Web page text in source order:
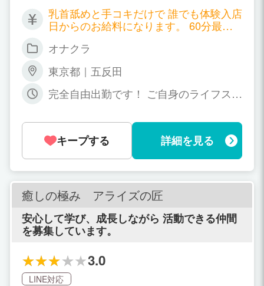
乳首舐めと手コキだけで 誰でも体験入店
日からのお給料になります。 60分最低6,
フルバック） ヘルスよりもエステよりも
ビスで高収入！ 【給与例】 （アルバイ
ト勤務） →日給25,000円以上、月30万
以上 （レギュラー勤務） →日給70,000
最低6,500円 + 指名バック2,000円 + α
（オプションバック） ＝8,500円+α メ
インコース80分最低8,500円 + 指名バッ
ク2,000円 + α（オプションバック） ＝1
0,500円+α ※雑費なし ※完全全額日払い
※ネット指名もバックあり ※取材協力費
あり 最低バック一覧 60分 6,500円+（指
名バック+オプションバック） 80分 8,50
0円+（指名バック+オプションバック）
100分 10,500円+（指名バック+オプショ
ク+オプションバック） 面接時に再度詳
細にご説明させて頂きます。
オナクラ
東京都｜五反田
完全自由出勤です！ ご自身のライフスタ
もOKです☆ もちろん週5日以上のレギュ
ラー勤務も大歓迎！！
キープする 詳細を見る
癒しの極み アライズの匠
安心して学び、成長しながら 活動できる仲間
を募集しています。
3.0
LINE対応